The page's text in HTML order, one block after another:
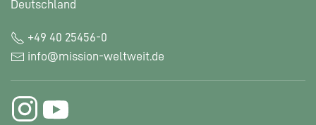
Deutschland
+49 40 25456-0
info@mission-weltweit.de